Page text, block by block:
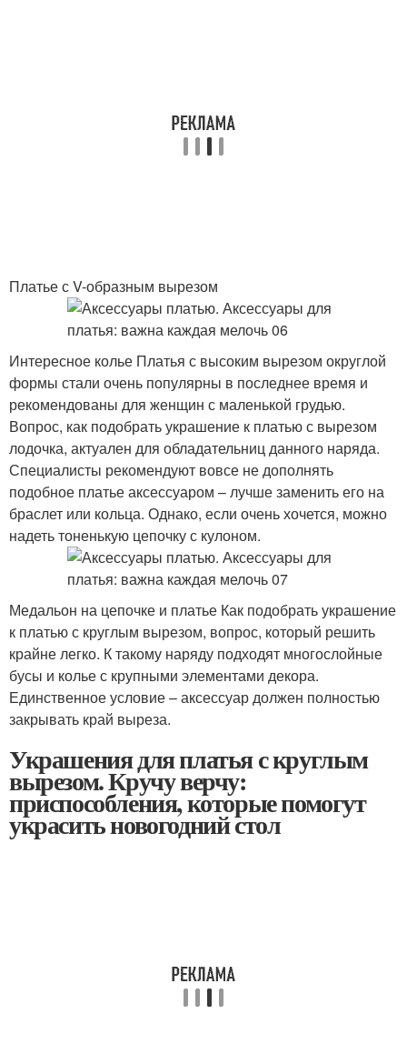
Платье с V-образным вырезом
Интересное колье Платья с высоким вырезом округлой
формы стали очень популярны в последнее время и
рекомендованы для женщин с маленькой грудью.
Вопрос, как подобрать украшение к платью с вырезом
лодочка, актуален для обладательниц данного наряда.
Специалисты рекомендуют вовсе не дополнять
подобное платье аксессуаром – лучше заменить его на
браслет или кольца. Однако, если очень хочется, можно
надеть тоненькую цепочку с кулоном.
Медальон на цепочке и платье Как подобрать украшение
к платью с круглым вырезом, вопрос, который решить
крайне легко. К такому наряду подходят многослойные
бусы и колье с крупными элементами декора.
Единственное условие – аксессуар должен полностью
закрывать край выреза.
Украшения для платья с круглым
вырезом. Кручу верчу:
приспособления, которые помогут
украсить новогодний стол